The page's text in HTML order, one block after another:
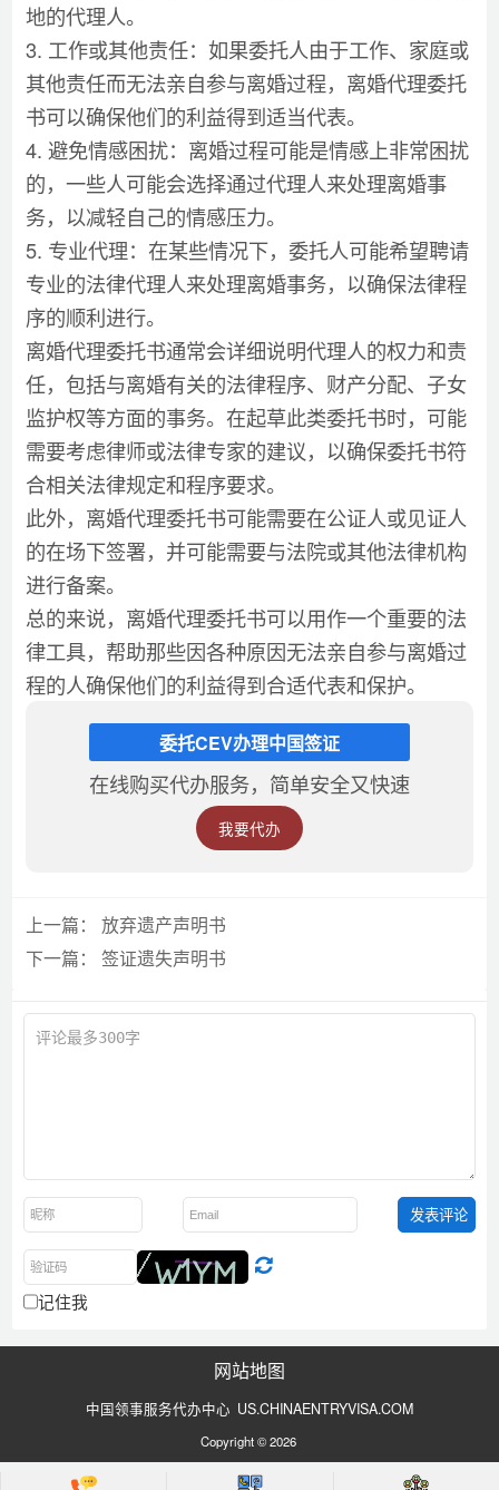
地的代理人。
3. 工作或其他责任：如果委托人由于工作、家庭或
其他责任而无法亲自参与离婚过程，离婚代理委托
书可以确保他们的利益得到适当代表。
4. 避免情感困扰：离婚过程可能是情感上非常困扰
的，一些人可能会选择通过代理人来处理离婚事
务，以减轻自己的情感压力。
5. 专业代理：在某些情况下，委托人可能希望聘请
专业的法律代理人来处理离婚事务，以确保法律程
序的顺利进行。
离婚代理委托书通常会详细说明代理人的权力和责
任，包括与离婚有关的法律程序、财产分配、子女
监护权等方面的事务。在起草此类委托书时，可能
需要考虑律师或法律专家的建议，以确保委托书符
合相关法律规定和程序要求。
此外，离婚代理委托书可能需要在公证人或见证人
的在场下签署，并可能需要与法院或其他法律机构
进行备案。
总的来说，离婚代理委托书可以用作一个重要的法
律工具，帮助那些因各种原因无法亲自参与离婚过
程的人确保他们的利益得到合适代表和保护。
委托CEV办理中国签证
在线购买代办服务，简单安全又快速
我要代办
上一篇：
放弃遗产声明书
下一篇：
签证遗失声明书
记住我
网站地图
中国领事服务代办中心 US.CHINAENTRYVISA.COM
Copyright © 2026